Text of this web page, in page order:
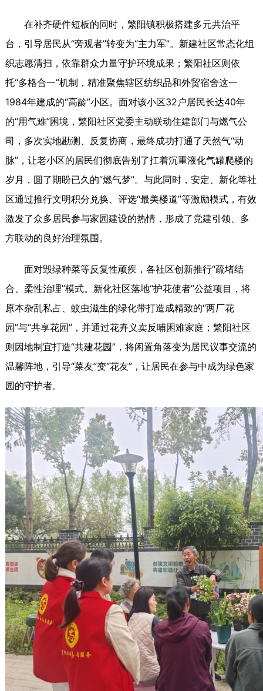
在补齐硬件短板的同时，繁阳镇积极搭建多元共治平
台，引导居民从“旁观者”转变为“主力军”。新建社区常态化组
织志愿清扫，依靠群众力量守护环境成果；繁阳社区则依
托“多格合一”机制，精准聚焦辖区纺织品和外贸宿舍这一
1984年建成的“高龄”小区。面对该小区32户居民长达40年
的“用气难”困境，繁阳社区党委主动联动住建部门与燃气公
司，多次实地勘测、反复协商，最终成功打通了天然气“动
脉”，让老小区的居民们彻底告别了扛着沉重液化气罐爬楼的
岁月，圆了期盼已久的“燃气梦”。与此同时，安定、新化等社
区通过推行文明积分兑换、评选“最美楼道”等激励模式，有效
激发了众多居民参与家园建设的热情，形成了党建引领、多
方联动的良好治理氛围。
面对毁绿种菜等反复性顽疾，各社区创新推行“疏堵结
合、柔性治理”模式。新化社区落地“护花使者”公益项目，将
原本杂乱私占、蚊虫滋生的绿化带打造成精致的“两厂花
园”与“共享花园”，并通过花卉义卖反哺困难家庭；繁阳社区
则因地制宜打造“共建花园”，将闲置角落变为居民议事交流的
温馨阵地，引导“菜友”变“花友”，让居民在参与中成为绿色家
园的守护者。